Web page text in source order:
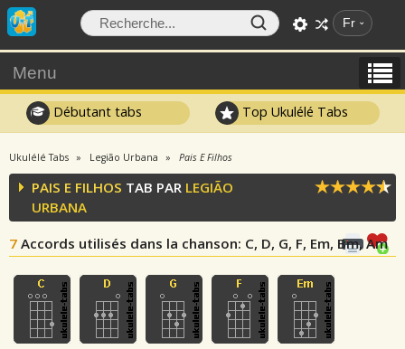
Fr
Menu
Débutant tabs Top Ukulélé Tabs
Ukulélé Tabs Legião Urbana Pais E Filhos
PAIS E FILHOS TAB PAR LEGIÃO
URBANA
7 Accords utilisés dans la chanson: C, D, G, F, Em, Bm, Am